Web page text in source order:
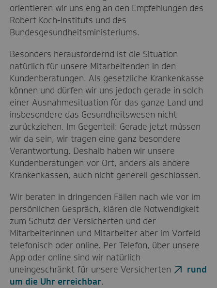
orientieren wir uns eng an den Empfehlungen des
Robert Koch-Instituts und des
Bundesgesundheitsministeriums.
Besonders herausfordernd ist die Situation
natürlich für unsere Mitarbeitenden in den
Kundenberatungen. Als gesetzliche Krankenkasse
können und dürfen wir uns jedoch gerade in solch
einer Ausnahmesituation für das ganze Land und
insbesondere das Gesundheitswesen nicht
zurückziehen. Im Gegenteil: Gerade jetzt müssen
wir da sein, wir tragen eine ganz besondere
Verantwortung. Deshalb haben wir unsere
Kundenberatungen vor Ort, anders als andere
Krankenkassen, auch nicht generell geschlossen.
Wir beraten in dringenden Fällen nach wie vor im
persönlichen Gespräch, klären die Notwendigkeit
zum Schutz der Versicherten und der
Mitarbeiterinnen und Mitarbeiter aber im Vorfeld
telefonisch oder online. Per Telefon, über unsere
App oder online sind wir natürlich
uneingeschränkt für unsere Versicherten
rund
um die Uhr erreichbar.